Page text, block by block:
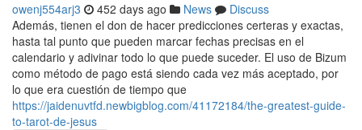
owenj554arj3 452 days ago News
Discuss
Además, tienen el don de hacer predicciones certeras y exactas,
hasta tal punto que pueden marcar fechas precisas en el
calendario y adivinar todo lo que puede suceder. El uso de Bizum
como método de pago está siendo cada vez más aceptado, por
lo que era cuestión de tiempo que
https://jaidenuvtfd.newbigblog.com/41172184/the-greatest-guide-
to-tarot-de-jesus